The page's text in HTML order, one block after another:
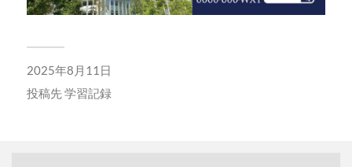
2025年8月11日
投稿先学習記録